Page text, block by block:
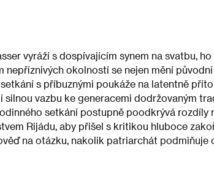
vyráží s dospívajícím synem na svatbu,
nepříznivých okolností se nejen mění
s příbuznými poukáže na latentně
vazbu ke generacemi dodržovaným
setkání postupně poodkrývá rozdíly
Rijádu, aby přišel s kritikou hluboce
na otázku, nakolik patriarchát podmiňuje